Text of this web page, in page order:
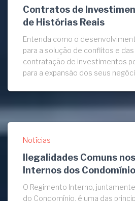
Contratos de
de Histórias Reais
Entenda como o
para a solução de conflitos e
contratação de investimentos
para a expansão dos seus
Notícias
Ilegalidades Comuns
Internos dos
O Regimento Interno,
do Condomínio, é uma das